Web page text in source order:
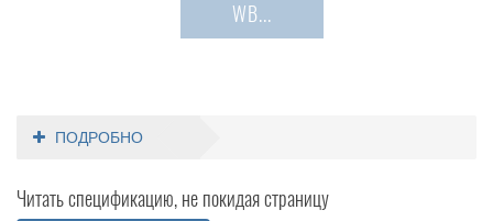
WB...
ПОДРОБНО
Читать спецификацию, не покидая страницу